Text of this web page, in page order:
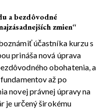
a bezdôvodné
zmien“
účastníka kurzu s
prináša nová úprava
obohatenia, a
až po
novej právnej úpravy na
je určený širokému